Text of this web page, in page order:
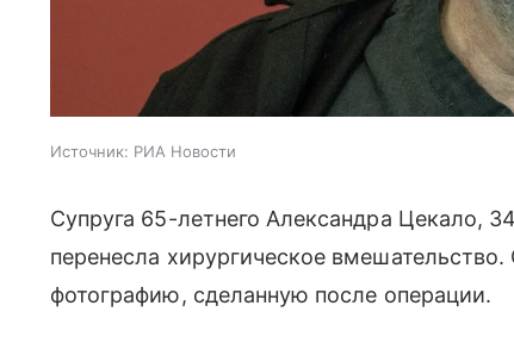
Источник: РИА Новости
Супруга 65-летнего Александра Цекало,
перенесла хирургическое
фотографию, сделанную после операции.